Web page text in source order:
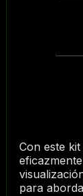
Con este
para